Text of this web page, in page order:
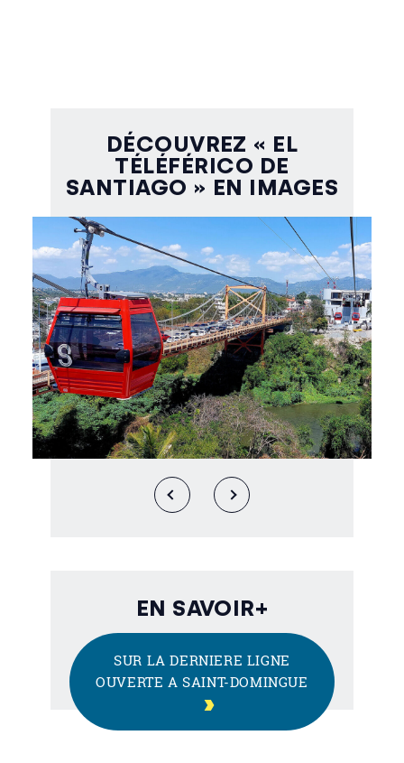
DÉCOUVREZ « EL
TÉLÉFÉRICO DE
SANTIAGO » EN IMAGES
EN SAVOIR+
SUR LA DERNIERE LIGNE
OUVERTE A SAINT-DOMINGUE